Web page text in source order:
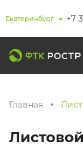
Екатеринбург +7
Главная